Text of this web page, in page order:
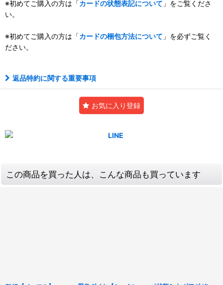
※初めてご購入の方は「カードの状態表記について 」をご覧くださ
い。
※初めてご購入の方は「カードの梱包方法について 」を必ずご覧く
ださい。
返品特約に関する重要事項
お気に入り登録
この商品を買った人は、こんな商品も買っています